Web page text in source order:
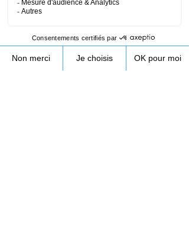
09.53.23.10.89
Lundi - Vendredi 8h30-17h